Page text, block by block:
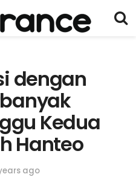
dengan
Kedua
Hanteo
ago